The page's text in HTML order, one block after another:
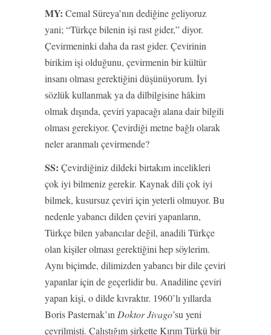
MY: Cemal Süreya’nın dediğine geliyoruz
yani; “Türkçe bilenin işi rast gider,” diyor.
Çevirmeninki daha da rast gider. Çevirinin
birikim işi olduğunu, çevirmenin bir kültür
insanı olması gerektiğini düşünüyorum. İyi
sözlük kullanmak ya da dilbilgisine hâkim
olmak dışında, çeviri yapacağı alana dair bilgili
olması gerekiyor. Çevirdiği metne bağlı olarak
neler aranmalı çevirmende?
SS: Çevirdiğiniz dildeki birtakım incelikleri
çok iyi bilmeniz gerekir. Kaynak dili çok iyi
bilmek, kusursuz çeviri için yeterli olmuyor. Bu
nedenle yabancı dilden çeviri yapanların,
Türkçe bilen yabancılar değil, anadili Türkçe
olan kişiler olması gerektiğini hep söylerim.
Aynı biçimde, dilimizden yabancı bir dile çeviri
yapanlar için de geçerlidir bu. Anadiline çeviri
yapan kişi, o dilde kıvraktır. 1960’lı yıllarda
Boris Pasternak’ın Doktor Jivago’su yeni
çevrilmişti. Çalıştığım şirkette Kırım Türkü bir